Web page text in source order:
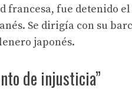
francesa, fue detenido
Se dirigía con su
japonés.
de injusticia”